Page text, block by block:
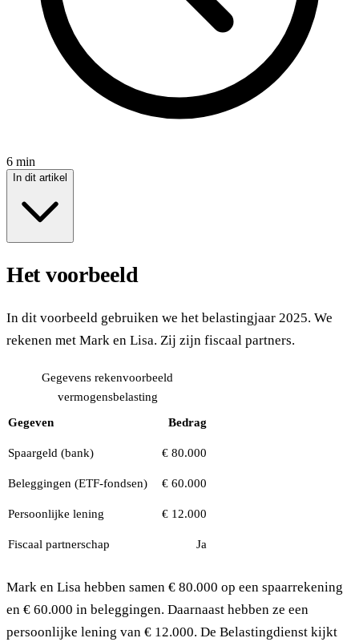
6 min
In dit artikel
Het voorbeeld
In dit voorbeeld gebruiken we het belastingjaar 2025. We
rekenen met Mark en Lisa. Zij zijn fiscaal partners.
Gegevens rekenvoorbeeld
vermogensbelasting
Gegeven
Bedrag
Spaargeld (bank) € 80.000
Beleggingen (ETF-fondsen) € 60.000
Persoonlijke lening € 12.000
Fiscaal partnerschap Ja
Mark en Lisa hebben samen € 80.000 op een spaarrekening
en € 60.000 in beleggingen. Daarnaast hebben ze een
persoonlijke lening van € 12.000. De Belastingdienst kijkt